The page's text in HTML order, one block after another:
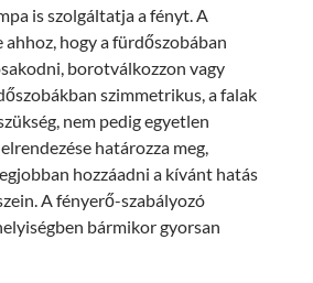
is szolgáltatja a fényt. A
hogy a fürdőszobában
borotválkozzon vagy
szimmetrikus, a falak
nem pedig egyetlen
határozza meg,
hozzáadni a kívánt hatás
A fényerő-szabályozó
bármikor gyorsan